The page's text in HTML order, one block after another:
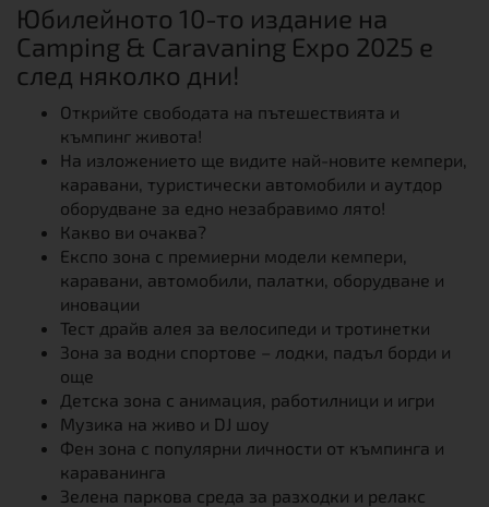
Юбилейното 10-то издание на
Camping & Caravaning Expo 2025 е
след няколко дни!
Открийте свободата на пътешествията и
къмпинг живота!
На изложението ще видите най-новите кемпери,
каравани, туристически автомобили и аутдор
оборудване за едно незабравимо лято!
Какво ви очаква?
Експо зона с премиерни модели кемпери,
каравани, автомобили, палатки, оборудване и
иновации
Тест драйв алея за велосипеди и тротинетки
Зона за водни спортове – лодки, падъл борди и
още
Детска зона с анимация, работилници и игри
Музика на живо и DJ шоу
Фен зона с популярни личности от къмпинга и
караванинга
Зелена паркова среда за разходки и релакс